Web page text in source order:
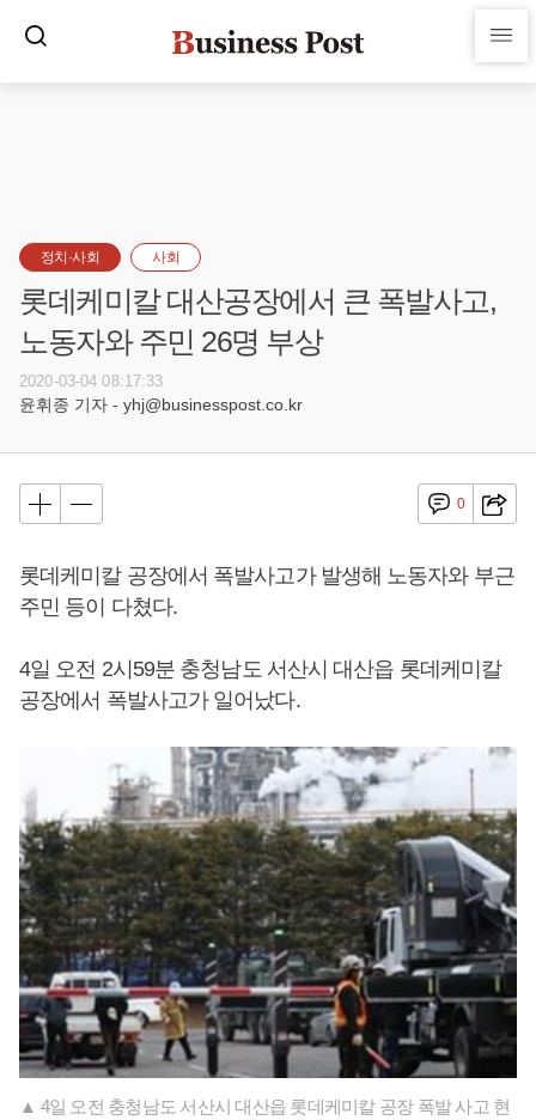
정치·사회 사회
롯데케미칼 대산공장에서 큰 폭발사고,
노동자와 주민 26명 부상
2020-03-04 08:17:33
윤휘종 기자 - yhj@businesspost.co.kr
0
롯데케미칼 공장에서 폭발사고가 발생해 노동자와 부근
주민 등이 다쳤다.
4일 오전 2시59분 충청남도 서산시 대산읍 롯데케미칼
공장에서 폭발사고가 일어났다.
▲ 4일 오전 충청남도 서산시 대산읍 롯데케미칼 공장 폭발 사고 현